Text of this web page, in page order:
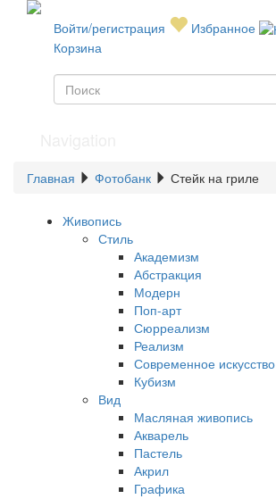
Войти/регистрация
Избранное
Корзина
Главная Фотобанк Стейк на гриле
Живопись
Стиль
Академизм
Абстракция
Модерн
Поп-арт
Сюрреализм
Реализм
Современное искусство
Кубизм
Вид
Масляная живопись
Акварель
Пастель
Акрил
Графика